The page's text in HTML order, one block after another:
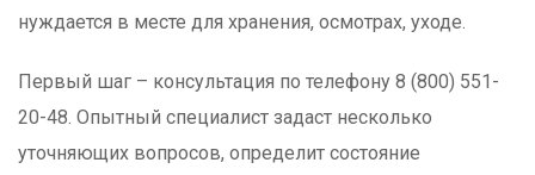
нуждается в месте для хранения, осмотрах, уходе.
Первый шаг – консультация по телефону 8 (800) 551-
20-48. Опытный специалист задаст несколько
уточняющих вопросов, определит состояние